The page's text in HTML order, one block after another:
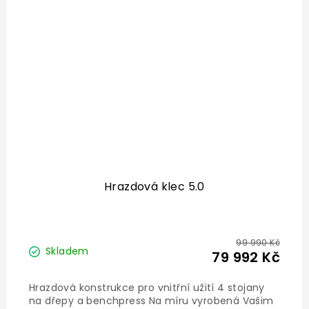
Hrazdová klec 5.0
Skladem
99 990 Kč
79 992 Kč
Hrazdová konstrukce pro vnitřní užití 4 stojany
na dřepy a benchpress Na míru vyrobená Vašim